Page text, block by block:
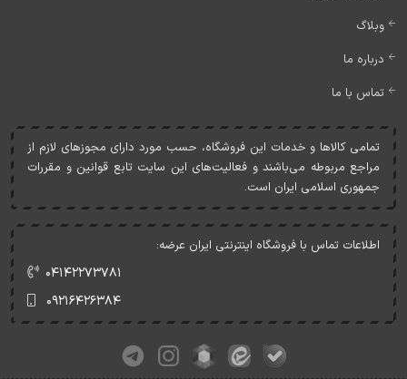
وبلاگ
درباره ما
تماس با ما
تمامی کالاها و خدمات اين فروشگاه، حسب مورد دارای مجوزهای لازم از
مراجع مربوطه می‌باشند و فعاليت‌های اين سايت تابع قوانين و مقررات
جمهوری اسلامی ايران است.
اطلاعات تماس با فروشگاه اینترنتی ایران عرضه:
۰۴۱۴۲۲۷۳۷۸۱
۰۹۲۱۶۴۲۶۳۸۴